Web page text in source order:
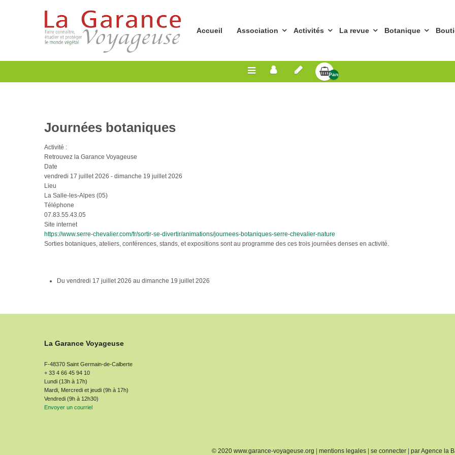
Accueil Association Activités La revue Botanique
Panier
Journées botaniques
Activité :
Retrouvez la Garance Voyageuse
Date
vendredi 17 juillet 2026 - dimanche 19 juillet 2026
Lieu
La Salle-les-Alpes (05)
Téléphone
07.83.55.43.05
Site internet
https://www.serre-chevalier.com/fr/sortir-se-divertir/animations/journees-botaniques-serre-chevalier-nature
Sorties botaniques, ateliers, conférences, stands, et expositions sont au programme des ces trois journées denses en activité.
Du vendredi 17 juillet 2026 au dimanche 19 juillet 2026
La Garance Voyageuse
F-48370 Saint Germain-de-Calberte
+ 33 4 66 45 94 10
Lundi (13h à 17h)
Mardi, Mercredi et jeudi (9h à 17h)
Vendredi (9h à 12h30)
Envoyer un courriel
© 2020 www.garance-voyageuse.org mentions legales| se connecter| par Agence la